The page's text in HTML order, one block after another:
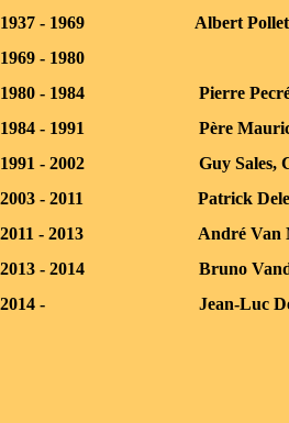
1937 - 1969 Albert Pollet,
1969 - 1980
1980 - 1984 Pierre
1984 - 1991 Père
1991 - 2002 Guy Sales,
2003 - 2011 Patrick
2011 - 2013 André Van
2013 - 2014 Bruno
2014 - Jean-Luc